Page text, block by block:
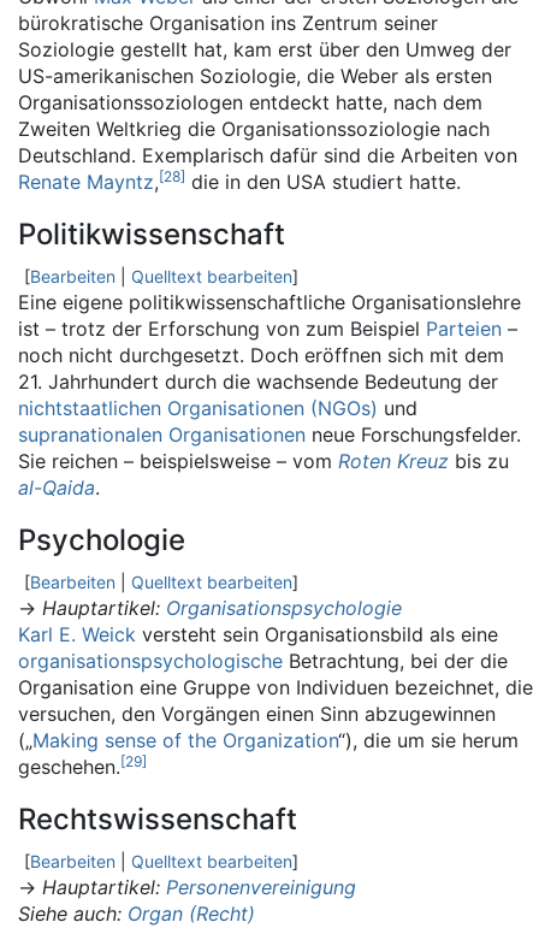
bürokratische Organisation ins Zentrum seiner
Soziologie gestellt hat, kam erst über den Umweg der
US-amerikanischen Soziologie, die Weber als ersten
Organisationssoziologen entdeckt hatte, nach dem
Zweiten Weltkrieg die Organisationssoziologie nach
Deutschland. Exemplarisch dafür sind die Arbeiten von
Renate Mayntz,[28] die in den USA studiert hatte.
Politikwissenschaft
[Bearbeiten Quelltext bearbeiten]
Eine eigene politikwissenschaftliche Organisationslehre
ist – trotz der Erforschung von zum Beispiel Parteien –
noch nicht durchgesetzt. Doch eröffnen sich mit dem
21. Jahrhundert durch die wachsende Bedeutung der
nichtstaatlichen Organisationen (NGOs) und
supranationalen Organisationen neue Forschungsfelder.
Sie reichen – beispielsweise – vom Roten Kreuz bis zu
al-Qaida.
Psychologie
[Bearbeiten Quelltext bearbeiten]
→ Hauptartikel: Organisationspsychologie
Karl E. Weick versteht sein Organisationsbild als eine
organisationspsychologische Betrachtung, bei der die
Organisation eine Gruppe von Individuen bezeichnet, die
versuchen, den Vorgängen einen Sinn abzugewinnen
(„Making sense of the Organization“), die um sie herum
geschehen.[29]
Rechtswissenschaft
[Bearbeiten Quelltext bearbeiten]
→ Hauptartikel: Personenvereinigung
Siehe auch: Organ (Recht)